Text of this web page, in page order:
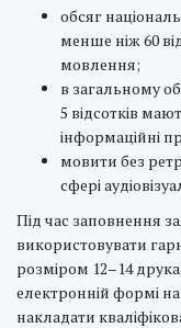
обсяг
менше ніж 60
мовлення;
в загальному
5 відсотків
інформаційні
мовити без
сфері
Під час заповнення
використовувати
розміром 12–14
електронній формі на
накладати